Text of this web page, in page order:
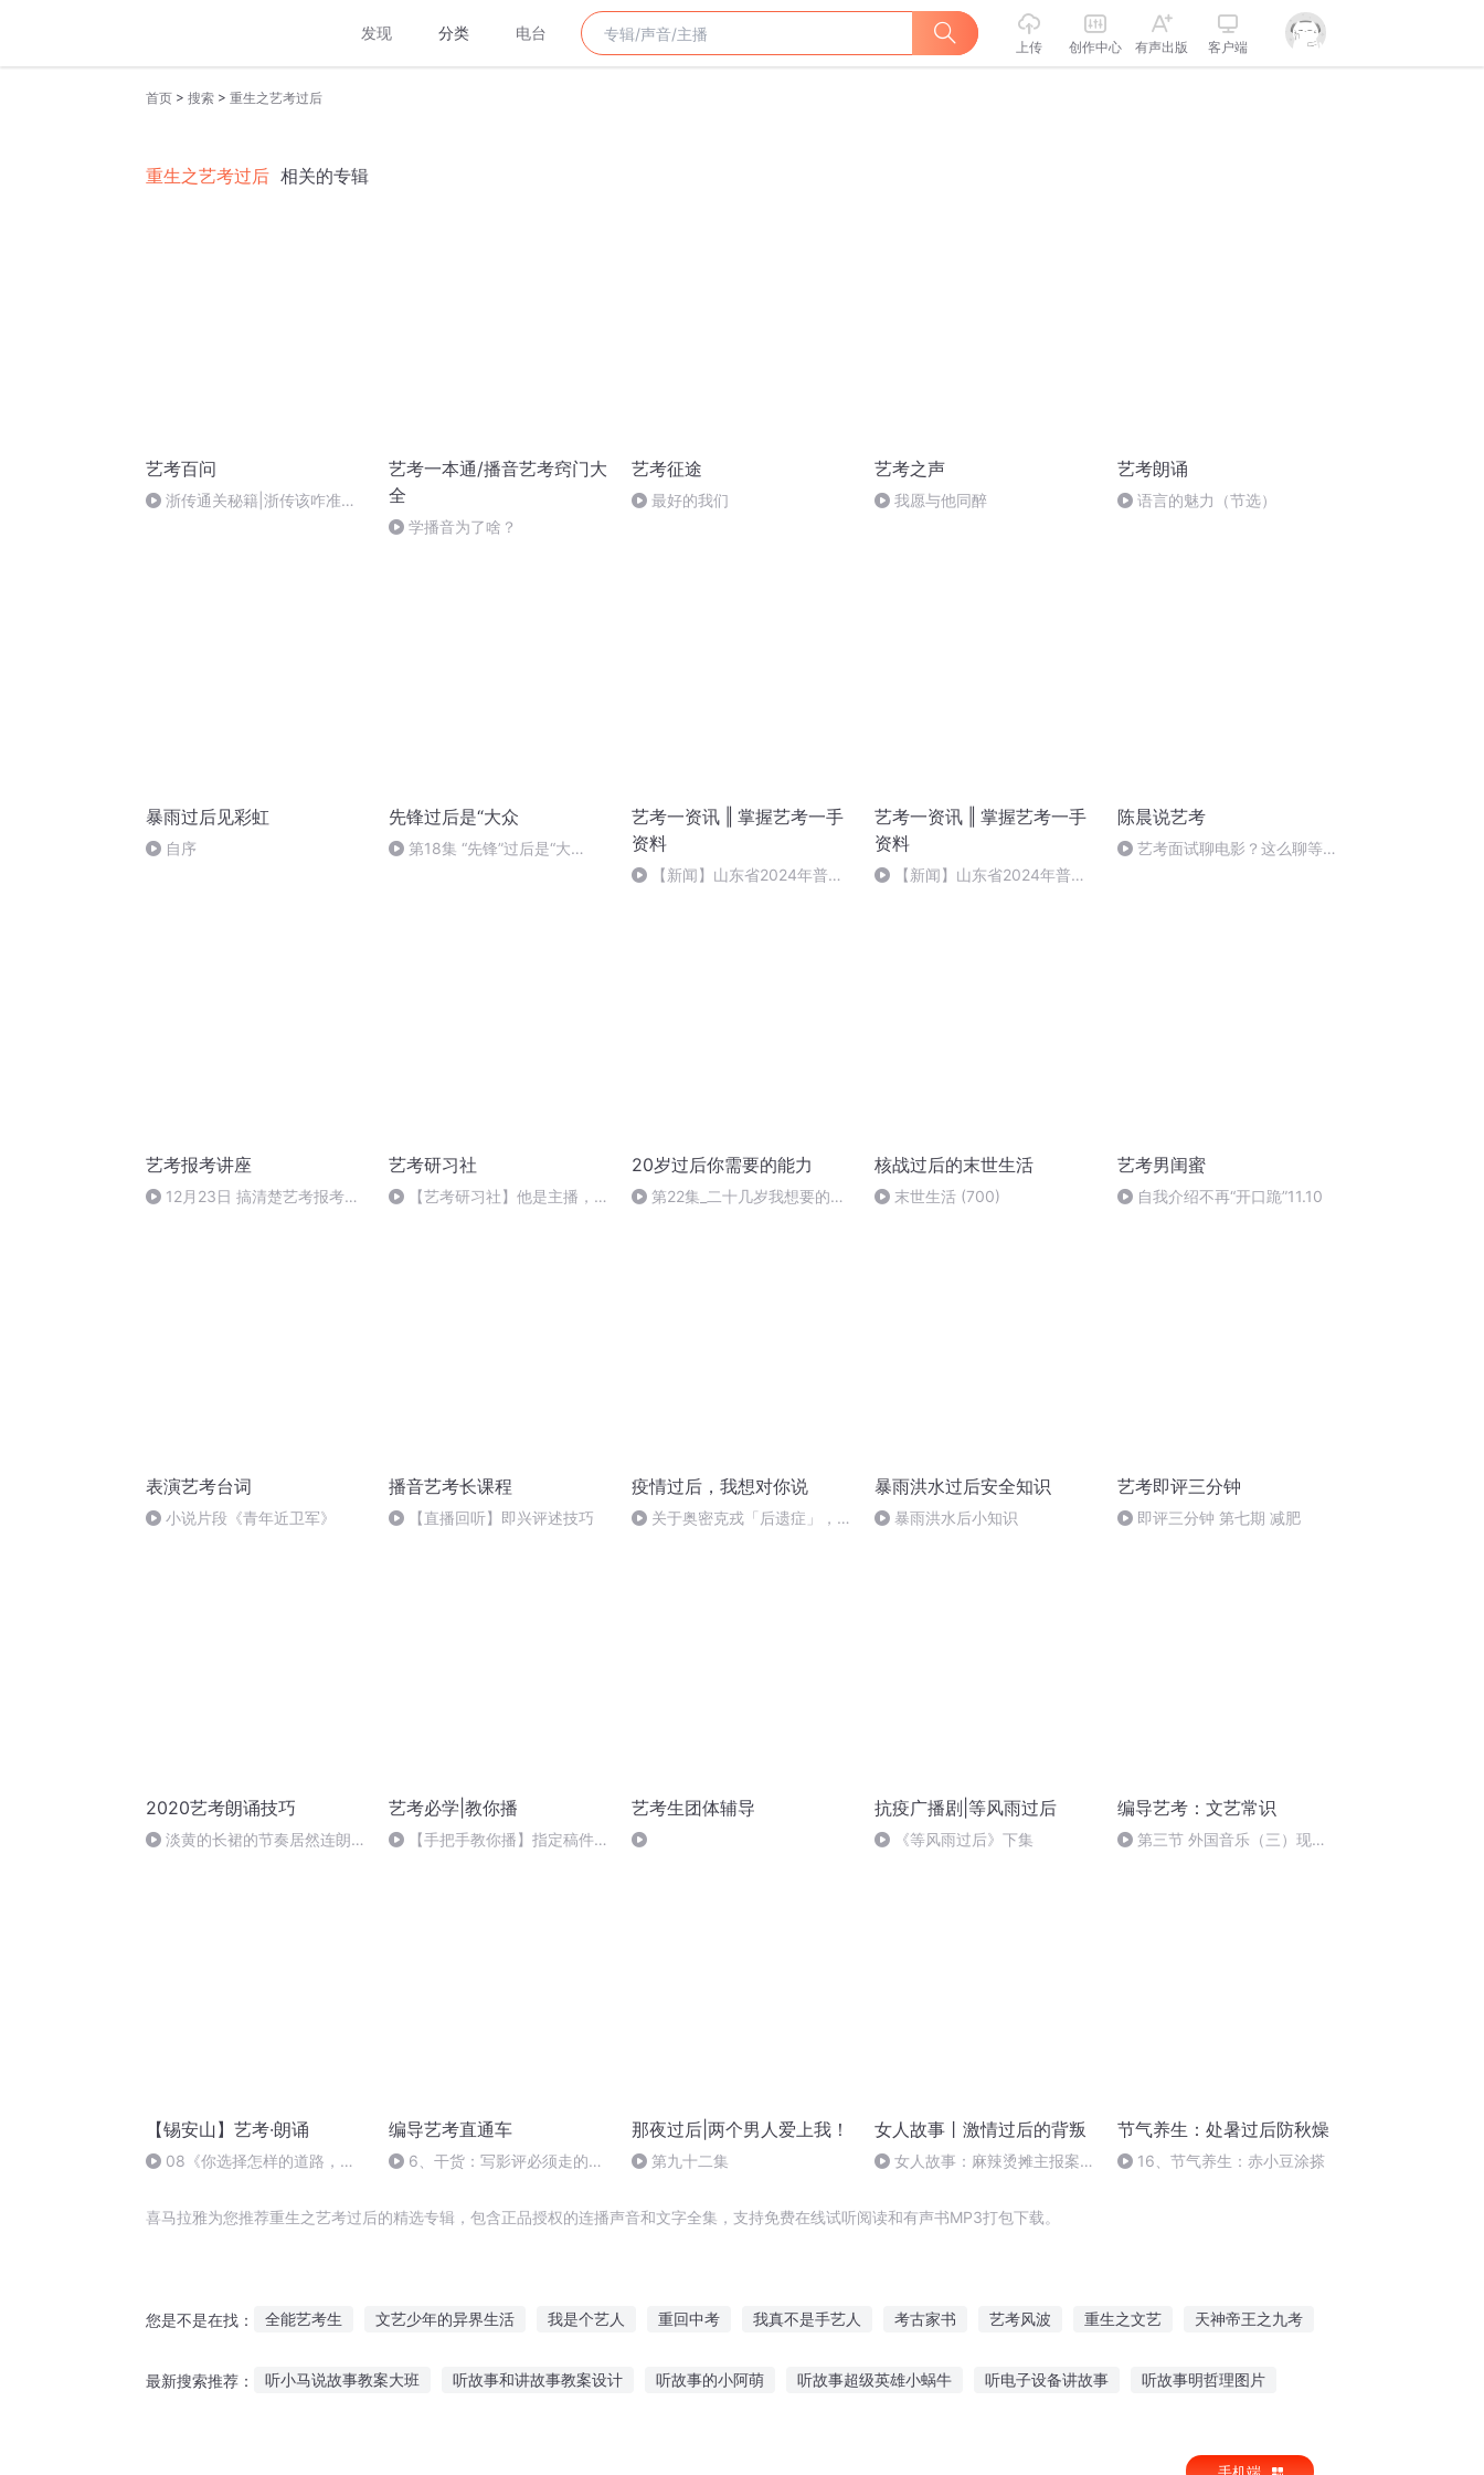
发现 分类 电台
上传 创作中心 有声出版 客户端
首页 > 搜索 > 重生之艺考过后
重生之艺考过后 相关的专辑
艺考百问
浙传通关秘籍|浙传该咋准
艺考一本通/播音艺考窍门大
全
学播音为了啥？
艺考征途
最好的我们
艺考之声
我愿与他同醉
艺考朗诵
语言的魅力（节选）
暴雨过后见彩虹
自序
先锋过后是“大众
第18集 “先锋”过后是“大
艺考一资讯 ‖ 掌握艺考一手
资料
【新闻】山东省2024年普通
艺考一资讯 ‖ 掌握艺考一手
资料
【新闻】山东省2024年普通
陈晨说艺考
艺考面试聊电影？这么聊等于
艺考报考讲座
12月23日 搞清楚艺考报考一
艺考研习社
【艺考研习社】他是主播，也
20岁过后你需要的能力
第22集_二十几岁我想要的能
核战过后的末世生活
末世生活 (700)
艺考男闺蜜
自我介绍不再“开口跪”11.10
表演艺考台词
小说片段《青年近卫军》
播音艺考长课程
【直播回听】即兴评述技巧
疫情过后，我想对你说
关于奥密克戎「后遗症」，第
暴雨洪水过后安全知识
暴雨洪水后小知识
艺考即评三分钟
即评三分钟 第七期 减肥
2020艺考朗诵技巧
淡黄的长裙的节奏居然连朗诵
艺考必学|教你播
【手把手教你播】指定稿件：
艺考生团体辅导 抗疫广播剧|等风雨过后
《等风雨过后》下集
编导艺考：文艺常识
第三节 外国音乐（三）现当
【锡安山】艺考·朗诵
08《你选择怎样的道路，将
老师
编导艺考直通车
6、干货：写影评必须走的几
那夜过后|两个男人爱上我！
第九十二集
女人故事丨激情过后的背叛
女人故事：麻辣烫摊主报案：
节气养生：处暑过后防秋燥
16、节气养生：赤小豆涂搽
喜马拉雅为您推荐重生之艺考过后的精选专辑，包含正品授权的连播声音和文字全集，支持免费在线试听阅读和有声书MP3打包下载。
您是不是在找： 全能艺考生 文艺少年的异界生活 我是个艺人 重回中考 我真不是手艺人 考古家书 艺考风波 重生之文艺 天神帝王之九考
最新搜索推荐： 听小马说故事教案大班 听故事和讲故事教案设计 听故事的小阿萌 听故事超级英雄小蜗牛 听电子设备讲故事 听故事明哲理图片